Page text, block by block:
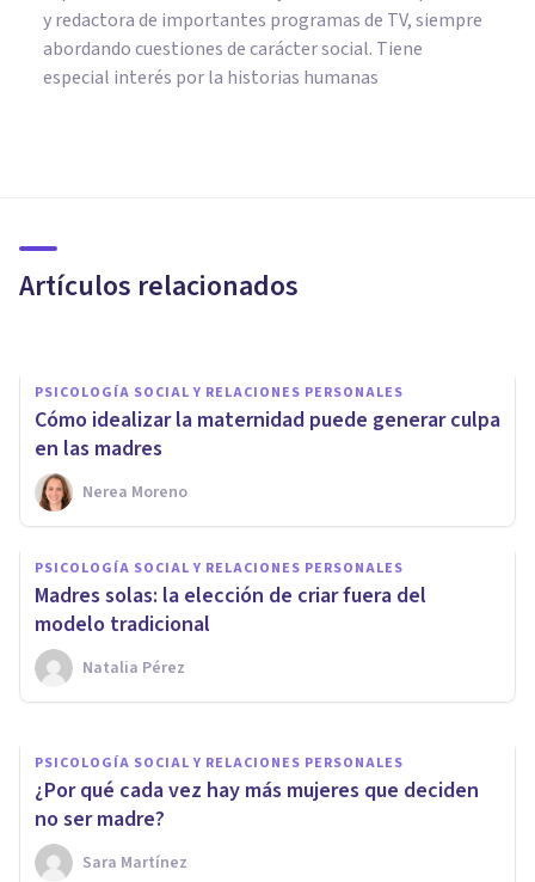
y redactora de importantes programas de TV, siempre
abordando cuestiones de carácter social. Tiene
especial interés por la historias humanas
Artículos relacionados
de la maternidad
PSICOLOGÍA SOCIAL Y RELACIONES PERSONALES
Cómo idealizar la maternidad puede generar culpa
en las madres
Nerea Moreno
PSICOLOGÍA SOCIAL Y RELACIONES PERSONALES
Madres solas: la elección de criar fuera del
modelo tradicional
Natalia Pérez
PSICOLOGÍA SOCIAL Y RELACIONES PERSONALES
¿Pausar nuestra carrera
laboral para Maternar es un
retroceso?
Nerea Moreno
PSICOLOGÍA SOCIAL Y RELACIONES PERSONALES
¿Por qué cada vez hay más mujeres que deciden
no ser madre?
Sara Martínez